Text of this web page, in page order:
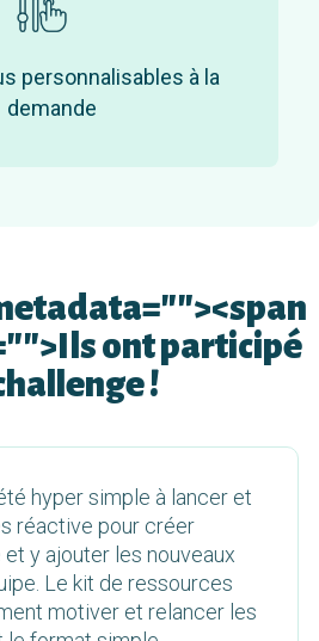
personnalisables à la
demande
"><span
">Ils ont participé
!
hyper simple à lancer et
réactive pour créer
et y ajouter les nouveaux
Le kit de ressources
motiver et relancer les